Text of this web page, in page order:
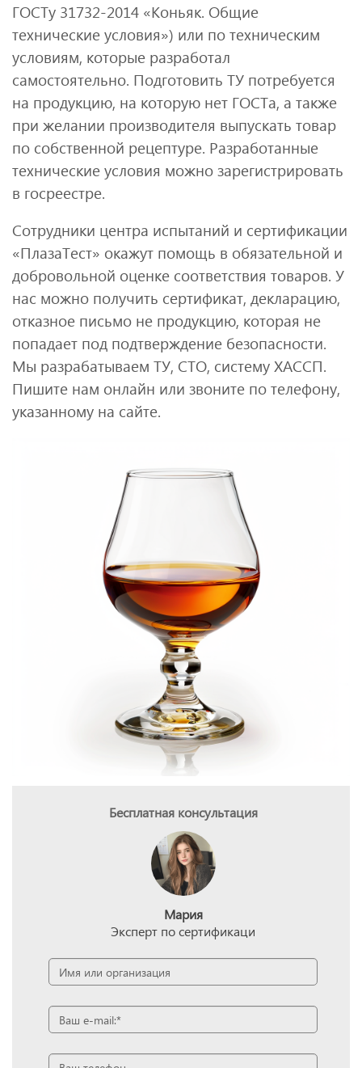
ГОСТу 31732-2014 «Коньяк. Общие
технические условия») или по техническим
условиям, которые разработал
самостоятельно. Подготовить ТУ потребуется
на продукцию, на которую нет ГОСТа, а также
при желании производителя выпускать товар
по собственной рецептуре. Разработанные
технические условия можно зарегистрировать
в госреестре.
Сотрудники центра испытаний и сертификации
«ПлазаТест» окажут помощь в обязательной и
добровольной оценке соответствия товаров. У
нас можно получить сертификат, декларацию,
отказное письмо не продукцию, которая не
попадает под подтверждение безопасности.
Мы разрабатываем ТУ, СТО, систему ХАССП.
Пишите нам онлайн или звоните по телефону,
указанному на сайте.
Бесплатная консультация
Мария
Эксперт по сертификаци